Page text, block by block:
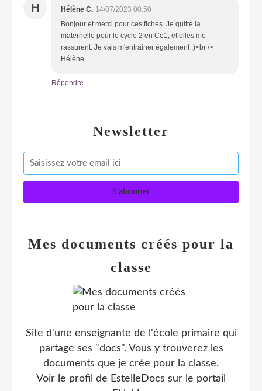
H Hélène C. 14/07/2023 00:50
Bonjour et merci pour ces fiches. Je quitte la
maternelle pour le cycle 2 en Ce1, et elles me
rassurent. Je vais m'entrainer également ;)<br />
Hélène
Répondre
Newsletter
Mes documents créés pour la
classe
Site d'une enseignante de l'école primaire qui
partage ses "docs". Vous y trouverez les
documents que je crée pour la classe.
Voir le profil de EstelleDocs sur le portail